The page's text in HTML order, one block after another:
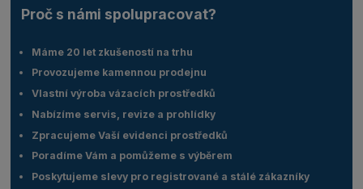
Proč s námi spolupracovat?
Máme 20 let zkušeností na trhu
Provozujeme kamennou prodejnu
Vlastní výroba vázacích prostředků
Nabízíme servis, revize a prohlídky
Zpracujeme Vaší evidenci prostředků
Poradíme Vám a pomůžeme s výběrem
Poskytujeme slevy pro registrované a stálé zákazníky